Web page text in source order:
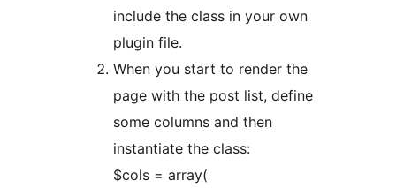
include the class in your own
plugin file.
When you start to render the
page with the post list, define
some columns and then
instantiate the class:
$cols = array(